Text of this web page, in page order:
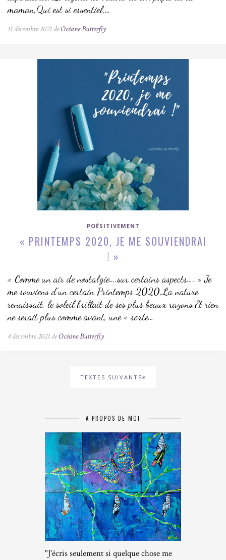
maman,Qui est si essentiel,…
11 décembre 2021 deOcéane Butterfly
POÉSITIVEMENT
« PRINTEMPS 2020, JE ME SOUVIENDRAI
! »
« Comme un air de nostalgie….sur certains aspects…. » Je
me souviens d’un certain Printemps 2020,La nature
renaissait, le soleil brillait de ses plus beaux rayons,Et rien
ne serait plus comme avant, une « sorte…
4 décembre 2021 deOcéane Butterfly
TEXTES SUIVANTS
A PROPOS DE MOI
"J'écris seulement si quelque chose me